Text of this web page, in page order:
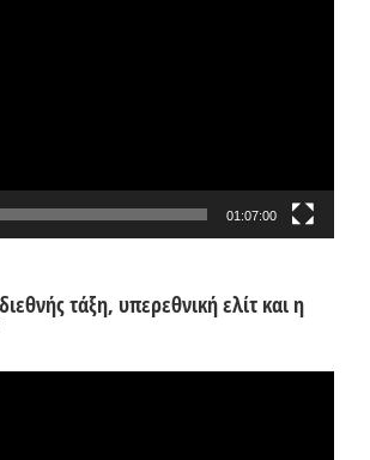
01:07:00
τάξη, υπερεθνική ελίτ και η